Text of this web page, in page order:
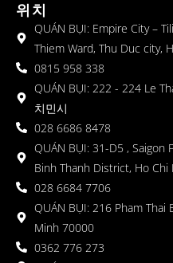
위치
QUÁN BỤI: Empire City –
Thiem Ward, Thu Duc city,
0815 958 338
QUÁN BỤI: 222 - 224 Le
치민시
028 6686 8478
QUÁN BỤI: 31-D5 , Saigon
Binh Thanh District, Ho Chi
028 6684 7706
QUÁN BỤI: 216 Pham Thai
Minh 70000
0362 776 273